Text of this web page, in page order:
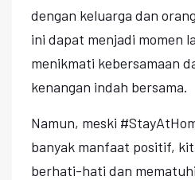
dengan keluarga dan
ini dapat menjadi momen
menikmati kebersamaan
kenangan indah bersama.
Namun, meski
banyak manfaat positif,
berhati-hati dan